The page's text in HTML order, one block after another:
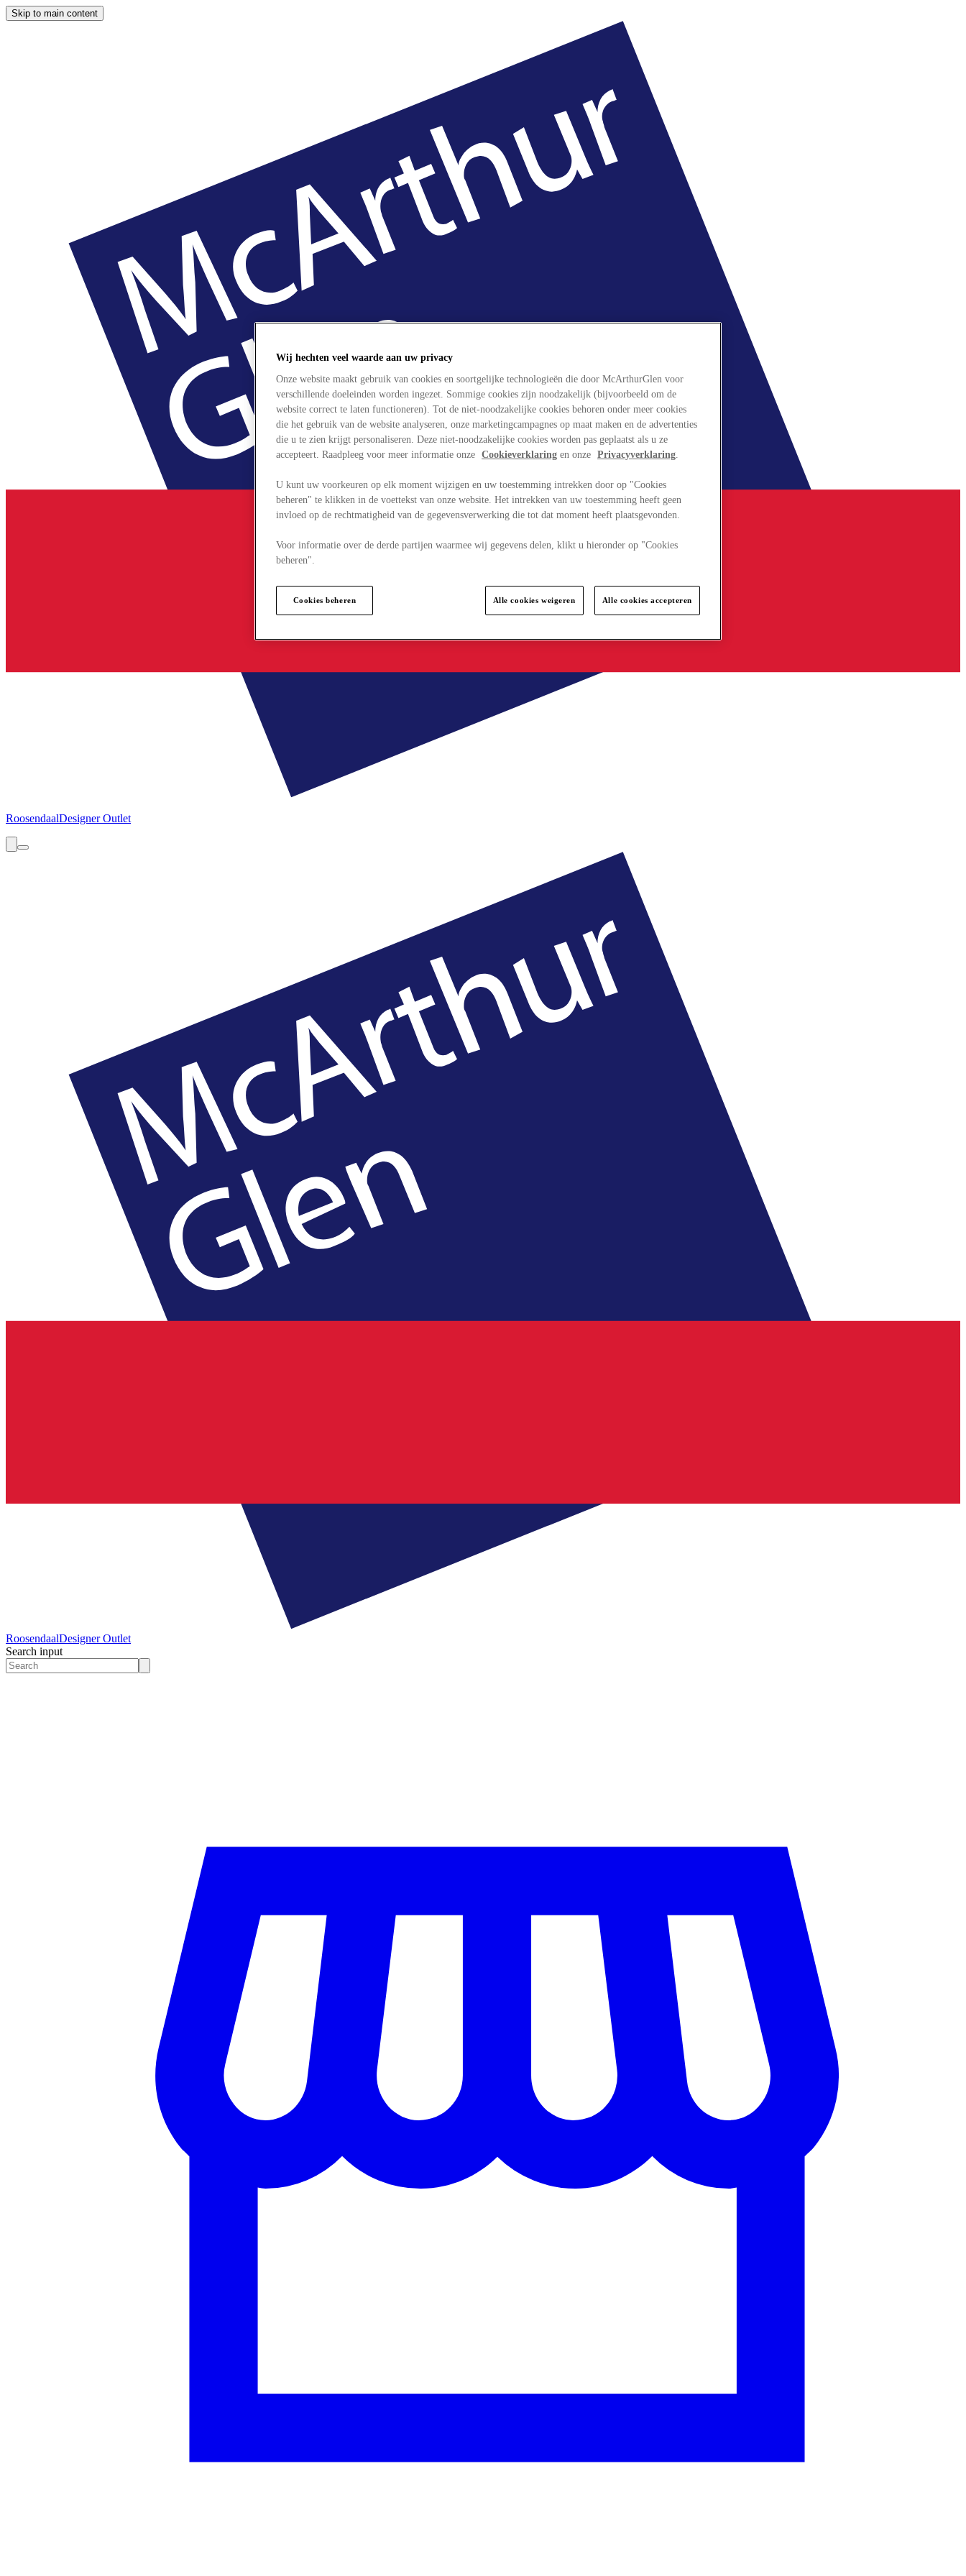
Skip to main content
RoosendaalDesigner Outlet
RoosendaalDesigner Outlet
Search input
Wij hechten veel waarde aan uw privacy
Onze website maakt gebruik van cookies en soortgelijke technologieën die door McArthurGlen voor
verschillende doeleinden worden ingezet. Sommige cookies zijn noodzakelijk (bijvoorbeeld om de
website correct te laten functioneren). Tot de niet-noodzakelijke cookies behoren onder meer cookies
die het gebruik van de website analyseren, onze marketingcampagnes op maat maken en de advertenties
die u te zien krijgt personaliseren. Deze niet-noodzakelijke cookies worden pas geplaatst als u ze
accepteert. Raadpleeg voor meer informatie onze Cookieverklaring en onze Privacyverklaring.
U kunt uw voorkeuren op elk moment wijzigen en uw toestemming intrekken door op "Cookies
beheren" te klikken in de voettekst van onze website. Het intrekken van uw toestemming heeft geen
invloed op de rechtmatigheid van de gegevensverwerking die tot dat moment heeft plaatsgevonden.
Voor informatie over de derde partijen waarmee wij gegevens delen, klikt u hieronder op "Cookies
beheren".
Cookies beheren Alle cookies weigeren Alle cookies accepteren